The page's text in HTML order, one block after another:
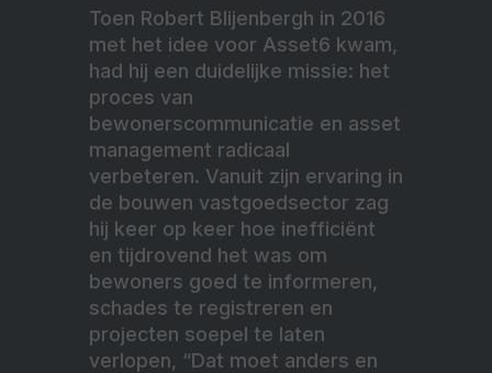
Toen Robert Blijenbergh in 2016
met het idee voor Asset6 kwam,
had hij een duidelijke missie: het
proces van
bewonerscommunicatie en asset
management radicaal
verbeteren. Vanuit zijn ervaring in
de bouwen vastgoedsector zag
hij keer op keer hoe inefficiënt
en tijdrovend het was om
bewoners goed te informeren,
schades te registreren en
projecten soepel te laten
verlopen, “Dat moet anders en